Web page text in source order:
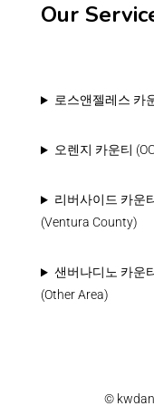
Our
로스앤젤레스 카
오렌지 카운티
리버사이드 카운
(Ventura County)
샌버나디노 카운
(Other Area)
©